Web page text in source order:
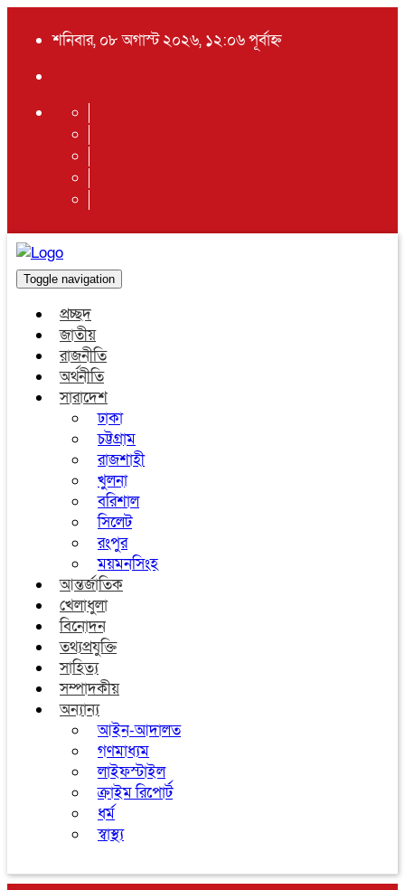
শনিবার, ০৮ অগাস্ট ২০২৬, ১২:০৬ পূর্বাহ্ন
Toggle navigation
প্রচ্ছদ
জাতীয়
রাজনীতি
অর্থনীতি
সারাদেশ
ঢাকা
চট্টগ্রাম
রাজশাহী
খুলনা
বরিশাল
সিলেট
রংপুর
ময়মনসিংহ
আন্তর্জাতিক
খেলাধুলা
বিনোদন
তথ্যপ্রযুক্তি
সাহিত্য
সম্পাদকীয়
অন্যান্য
আইন-আদালত
গণমাধ্যম
লাইফস্টাইল
ক্রাইম রিপোর্ট
ধর্ম
স্বাস্থ্য